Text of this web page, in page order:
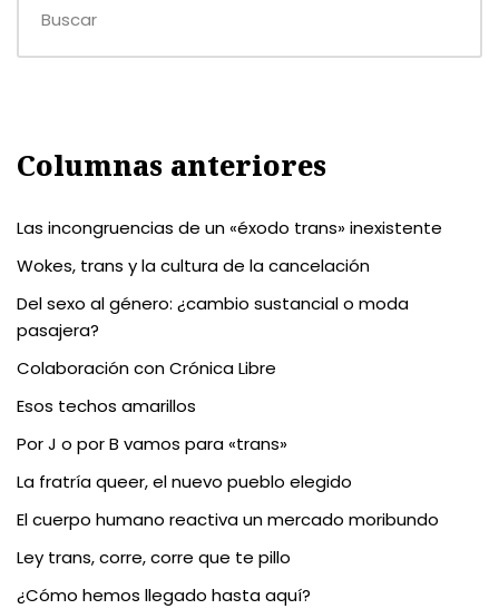
Columnas anteriores
Las incongruencias de un «éxodo trans» inexistente
Wokes, trans y la cultura de la cancelación
Del sexo al género: ¿cambio sustancial o moda
pasajera?
Colaboración con Crónica Libre
Esos techos amarillos
Por J o por B vamos para «trans»
La fratría queer, el nuevo pueblo elegido
El cuerpo humano reactiva un mercado moribundo
Ley trans, corre, corre que te pillo
¿Cómo hemos llegado hasta aquí?